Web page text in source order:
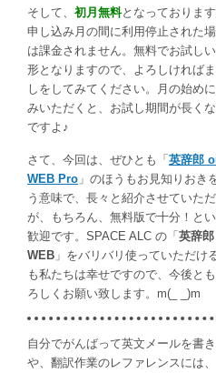
そして、 初月無料となっておりま
申し込み月の間に利用停止された
は課金されません。無料でお試し
形となりますので、よろしければ
しをしてみてください。月の始め
みいただくと、お試し期間が長く
ですよ♪
さて、今回は、ぜひとも「 英辞郎
WEB Pro 」のほうもお見知りおき
う意味で、長々と紹介させていた
が、もちろん、無料版で十分！と
歓迎です。SPACE ALC の「 英辞
WEB 」をバリバリ使っていただけ
も私たちは幸せですので、今後と
ろしくお願い致します。m(_ _)m
自分でがんばって英文メールを書
や、翻訳作業のレファレンスには、